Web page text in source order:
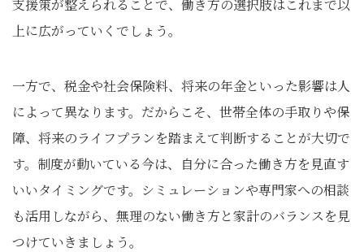
支援策が整えられることで、働き方の選択肢はこれまで以
上に広がっていくでしょう。
一方で、税金や社会保険料、将来の年金といった影響は人
によって異なります。だからこそ、世帯全体の手取りや保
障、将来のライフプランを踏まえて判断することが大切で
す。制度が動いている今は、自分に合った働き方を見直す
いいタイミングです。シミュレーションや専門家への相談
も活用しながら、無理のない働き方と家計のバランスを見
つけていきましょう。